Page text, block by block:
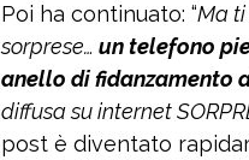
Poi ha continuato: “Ma ti
sorprese… un telefono
anello di fidanzamento
diffusa su internet
post è diventato